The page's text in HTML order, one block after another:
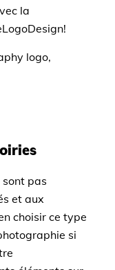
la
pas
et aux
choisir ce type
si